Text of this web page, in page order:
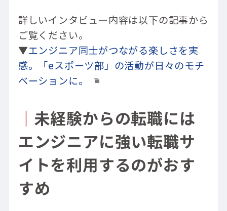
詳しいインタビュー内容は以下の記事から
ご覧ください。
▼エンジニア同士がつながる楽しさを実
感。「eスポーツ部」の活動が日々のモチ
ベーションに。
｜ 未経験からの転職には
エンジニアに強い転職サ
イトを利用するのがおす
すめ